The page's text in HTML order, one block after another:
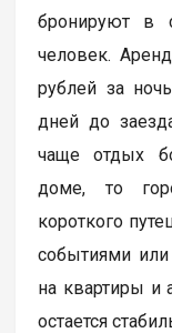
бронируют в
человек.
рублей за
дней до
чаще отдых
доме, то
короткого
событиями
на квартиры и
остается